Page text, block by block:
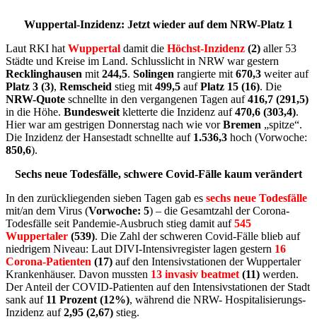
Wuppertal-Inzidenz: Jetzt wieder auf dem NRW-Platz 1
Laut RKI hat Wuppertal damit die Höchst-Inzidenz (2) aller 53
Städte und Kreise im Land. Schlusslicht in NRW war gestern
Recklinghausen mit 244,5. Solingen rangierte mit 670,3 weiter auf
Platz 3 (3), Remscheid stieg mit 499,5 aufPlatz 15 (16). Die
NRW-Quote schnellte in den vergangenen Tagen auf416,7 (291,5)
in die Höhe. Bundesweit kletterte die Inzidenz auf470,6 (303,4).
Hier war am gestrigen Donnerstag nach wie vorBremen „spitze“.
Die Inzidenz der Hansestadt schnellte auf 1.536,3 hoch (Vorwoche:
850,6).
Sechs neue Todesfälle, schwere Covid-Fälle kaum verändert
In den zurückliegenden sieben Tagen gab es sechs neue Todesfälle
mit/an dem Virus (Vorwoche: 5) – die Gesamtzahl der Corona-
Todesfälle seit Pandemie-Ausbruch stieg damit auf545
Wuppertaler (539). Die Zahl der schweren Covid-Fälle blieb auf
niedrigem Niveau: Laut DIVI-Intensivregister lagen gestern 16
Corona-Patienten (17) auf den Intensivstationen der Wuppertaler
Krankenhäuser. Davon mussten 13 invasiv beatmet (11) werden.
Der Anteil der COVID-Patienten auf den Intensivstationen der Stadt
sank auf 11 Prozent (12%), während die NRW- Hospitalisierungs-
Inzidenz auf2,95 (2,67) stieg.